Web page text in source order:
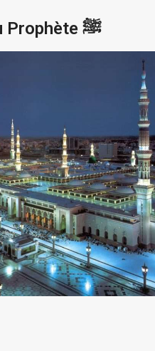
Les Fondations Historiques de la Mosquée du Prophète ﷺ